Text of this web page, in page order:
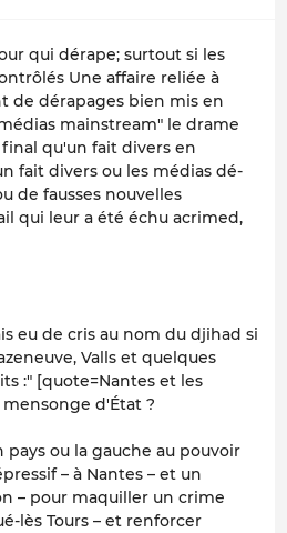
qui dérape; surtout si les
Une affaire reliée à
de dérapages bien mis en
mainstream" le drame
qu'un fait divers en
fait divers ou les médias dé-
de fausses nouvelles
qui leur a été échu acrimed,
eu de cris au nom du djihad si
Valls et quelques
:" [quote=Nantes et les
mensonge d'État ?
pays ou la gauche au pouvoir
– à Nantes – et un
– pour maquiller un crime
lès Tours – et renforcer